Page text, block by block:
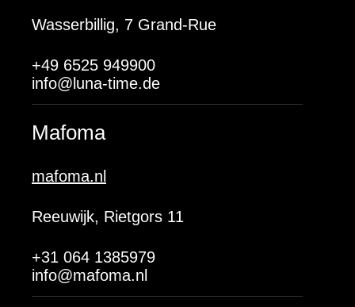
Wasserbillig, 7 Grand-Rue
+49 6525 949900
info@luna-time.de
Mafoma
mafoma.nl
Reeuwijk, Rietgors 11
+31 064 1385979
info@mafoma.nl